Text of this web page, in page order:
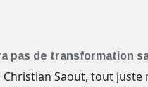
pas de transformation
Saout, tout